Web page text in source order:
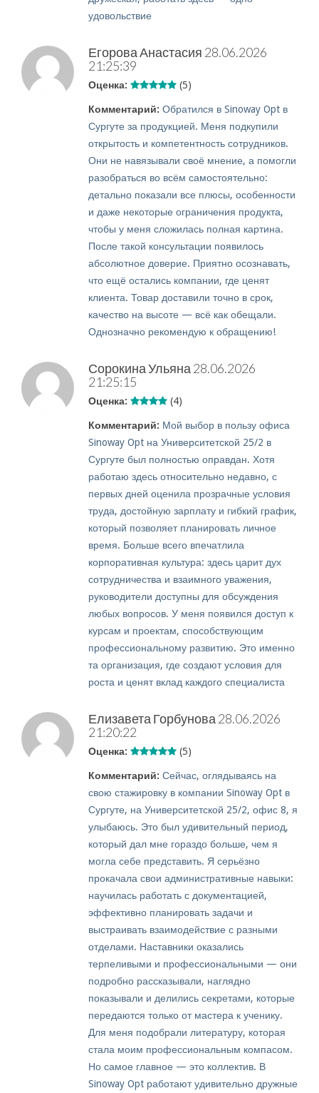
удовольствие
Егорова Анастасия 28.06.2026
21:25:39
Оценка: (5)
Комментарий: Обратился в Sinoway Opt в
Сургуте за продукцией. Меня подкупили
открытость и компетентность сотрудников.
Они не навязывали своё мнение, а помогли
разобраться во всём самостоятельно:
детально показали все плюсы, особенности
и даже некоторые ограничения продукта,
чтобы у меня сложилась полная картина.
После такой консультации появилось
абсолютное доверие. Приятно осознавать,
что ещё остались компании, где ценят
клиента. Товар доставили точно в срок,
качество на высоте — всё как обещали.
Однозначно рекомендую к обращению!
Сорокина Ульяна 28.06.2026
21:25:15
Оценка: (4)
Комментарий: Мой выбор в пользу офиса
Sinoway Opt на Университетской 25/2 в
Сургуте был полностью оправдан. Хотя
работаю здесь относительно недавно, с
первых дней оценила прозрачные условия
труда, достойную зарплату и гибкий график,
который позволяет планировать личное
время. Больше всего впечатлила
корпоративная культура: здесь царит дух
сотрудничества и взаимного уважения,
руководители доступны для обсуждения
любых вопросов. У меня появился доступ к
курсам и проектам, способствующим
профессиональному развитию. Это именно
та организация, где создают условия для
роста и ценят вклад каждого специалиста
Елизавета Горбунова 28.06.2026
21:20:22
Оценка: (5)
Комментарий: Сейчас, оглядываясь на
свою стажировку в компании Sinoway Opt в
Сургуте, на Университетской 25/2, офис 8, я
улыбаюсь. Это был удивительный период,
который дал мне гораздо больше, чем я
могла себе представить. Я серьёзно
прокачала свои административные навыки:
научилась работать с документацией,
эффективно планировать задачи и
выстраивать взаимодействие с разными
отделами. Наставники оказались
терпеливыми и профессиональными — они
подробно рассказывали, наглядно
показывали и делились секретами, которые
передаются только от мастера к ученику.
Для меня подобрали литературу, которая
стала моим профессиональным компасом.
Но самое главное — это коллектив. В
Sinoway Opt работают удивительно дружные